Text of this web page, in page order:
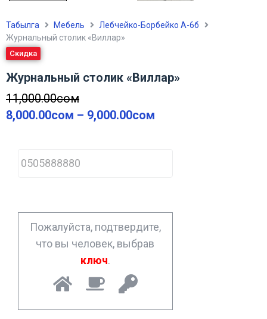
Табылга Мебель
Лебчейко-Борбейко А-6б
Журнальный столик «Виллар»
Скидка
Журнальный столик «Виллар»
11,000.00сом
8,000.00сом – 9,000.00сом
h
o
*
Пожалуйста, подтвердите,
что вы человек, выбрав
ключ.